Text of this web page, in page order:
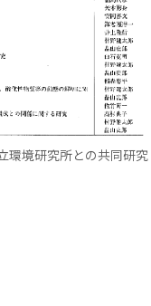
環境研究所との共同研究